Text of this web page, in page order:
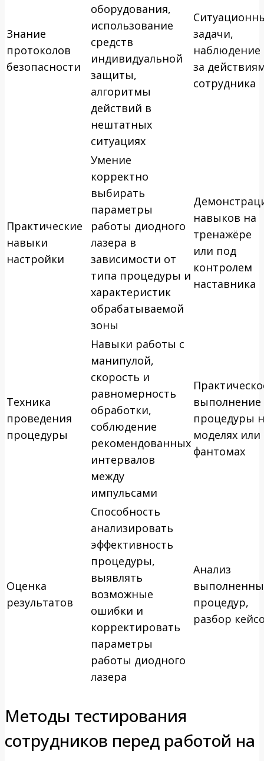
Знание
протоколов
безопасности
оборудования,
использование
средств
индивидуальной
защиты,
алгоритмы
действий в
нештатных
ситуациях
задачи,
наблюдение
за
сотрудника
Практические
навыки
настройки
Умение
корректно
выбирать
параметры
работы диодного
лазера в
зависимости от
типа процедуры и
характеристик
обрабатываемой
зоны
навыков на
тренажёре
или под
контролем
наставника
Техника
проведения
процедуры
Навыки работы с
манипулой,
скорость и
равномерность
обработки,
соблюдение
рекомендованных
интервалов
между
импульсами
выполнение
процедуры
моделях или
фантомах
Оценка
результатов
Способность
анализировать
эффективность
процедуры,
выявлять
возможные
ошибки и
корректировать
параметры
работы диодного
лазера
Анализ
процедур,
разбор
Методы тестирования
сотрудников перед работой на